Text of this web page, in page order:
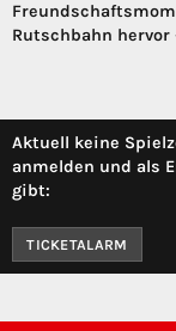
Rutschbahn hervor
Aktuell keine
anmelden und als
gibt:
TICKETALARM